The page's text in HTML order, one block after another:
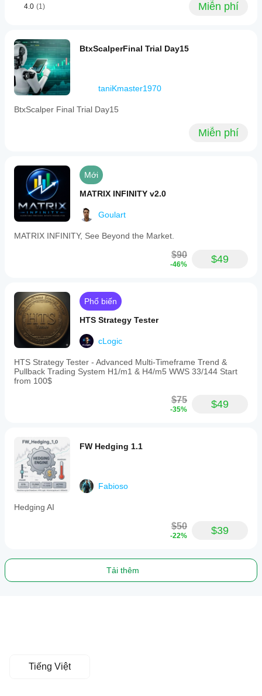
4.0 (1) Miễn phí
BtxScalperFinal Trial Day15
taniKmaster1970
BtxScalper Final Trial Day15
Miễn phí
Mới
MATRIX INFINITY v2.0
Goulart
MATRIX INFINITY, See Beyond the Market.
$90
-46% $49
Phổ biến
HTS Strategy Tester
cLogic
HTS Strategy Tester - Advanced Multi-Timeframe Trend &
Pullback Trading System H1/m1 & H4/m5 WWS 33/144 Start
from 100$
$75
-35% $49
FW Hedging 1.1
Fabioso
Hedging AI
$50
-22% $39
Tải thêm
Tiếng Việt